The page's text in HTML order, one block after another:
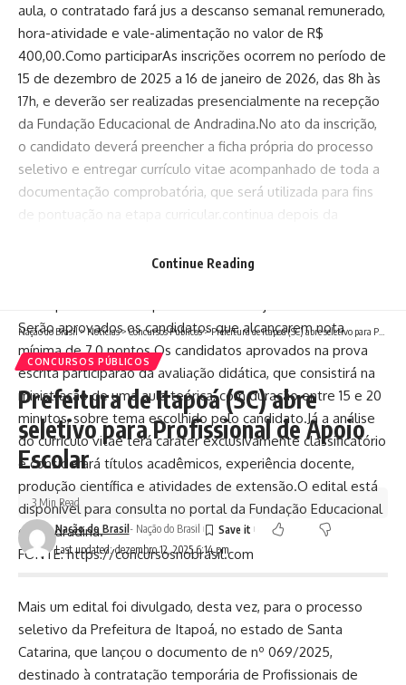
aula, o contratado fará jus a descanso semanal remunerado,
hora-atividade e vale-alimentação no valor de R$
400,00.Como participarAs inscrições ocorrem no período de
15 de dezembro de 2025 a 16 de janeiro de 2026, das 8h às
17h, e deverão ser realizadas presencialmente na recepção
da Fundação Educacional de Andradina.No ato da inscrição,
o candidato deverá preencher a ficha própria do processo
seletivo e entregar currículo vitae acompanhado de toda a
documentação comprobatória, que será utilizada para fins
de pontuação na etapa curricular.continua depois da
da FEA será composto por três etapas.A primeira delas será
Serão aprovados os candidatos que alcançarem nota
mínima de 7,0 pontos.Os candidatos aprovados na prova
escrita participarão da avaliação didática, que consistirá na
ministração de uma aula teórica, com duração entre 15 e 20
minutos, sobre tema escolhido pelo candidato.Já a análise
do currículo vitae terá caráter exclusivamente classificatório
e considerará títulos acadêmicos, experiência docente,
produção científica e atividades de extensão.O edital está
disponível para consulta no portal da Fundação Educacional
de Andradina.
FONTE: https://concursosnobrasil.com
Continue Reading
Nação do Brasil>Notícias>Concursos Públicos>Prefeitura de Itapoá (SC) abre seletivo para Profissional de Apoio Escolar
CONCURSOS PÚBLICOS
Prefeitura de Itapoá (SC) abre
seletivo para Profissional de Apoio
Escolar
Last updated: dezembro 12, 2025 6:14 pm
Nação do Brasil - Nação do Brasil
3 Min Read
Mais um edital foi divulgado, desta vez, para o processo
seletivo da Prefeitura de Itapoá, no estado de Santa
Catarina, que lançou o documento de nº 069/2025,
destinado à contratação temporária de Profissionais de